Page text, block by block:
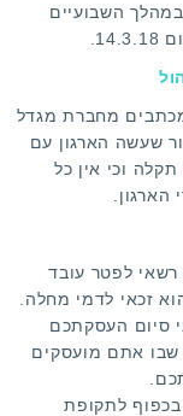
השבועיים
מכתבים מחברת מגדל
שעשה הארגון עם
וכי אין כל
רשאי לפטר עובד
זכאי לדמי מחלה.
סיום העסקתכם
שבו אתם מועסקים
לתקופת